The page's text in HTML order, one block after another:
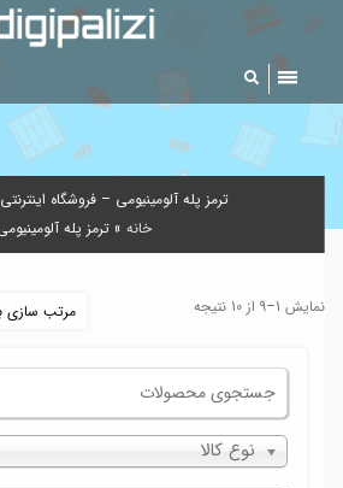
ترمز پله آلومینیومی – فروشگاه
خانه »ترمز پله
نمایش 1–9 از 10 نتیجه
نوع کالا